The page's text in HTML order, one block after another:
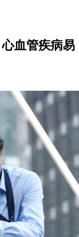
血管疾病易